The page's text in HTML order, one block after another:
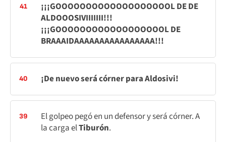
41
¡¡¡GOOOOOOOOOOOOOOOOOOOL DE DE
ALDOOOSIVIIIIIII!!!
¡¡¡GOOOOOOOOOOOOOOOOOOL DE
BRAAAIDAAAAAAAAAAAAAAAA!!!
40 ¡De nuevo será córner para Aldosivi!
39
El golpeo pegó en un defensor y será córner. A
la carga elTiburón.